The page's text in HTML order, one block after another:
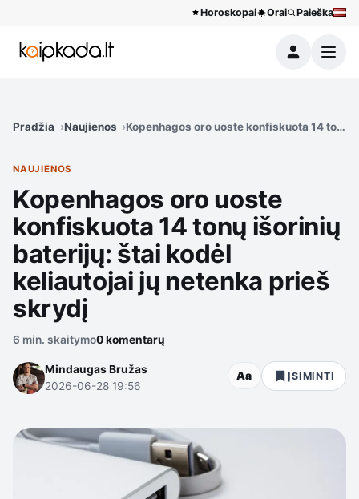
Horoskopai Orai Paieška
Meniu
Pradžia Naujienos Kopenhagos oro uoste konfiskuota 14
NAUJIENOS
Kopenhagos oro uoste
konfiskuota 14 tonų išorinių
baterijų: štai kodėl
keliautojai jų netenka prieš
skrydį
6 min. skaitymo0 komentarų
Mindaugas Bružas
2026-06-28 19:56
Aa ĮSIMINTI